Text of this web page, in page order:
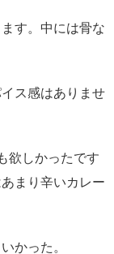
す。中には骨な
ス感はありませ
欲しかったです
まり辛いカレー
かった。